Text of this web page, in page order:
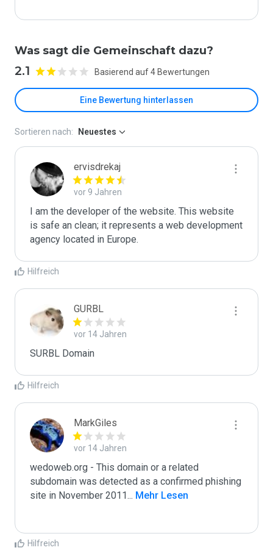
Was sagt die Gemeinschaft dazu?
2.1 Basierend auf 4 Bewertungen
Eine Bewertung hinterlassen
Sortieren nach: Neuestes
ervisdrekaj
vor 9 Jahren
I am the developer of the website. This website
is safe an clean; it represents a web development
agency located in Europe.
Hilfreich
GURBL
vor 14 Jahren
SURBL Domain
Hilfreich
MarkGiles
vor 14 Jahren
wedoweb.org - This domain or a related
subdomain was detected as a confirmed phishing
site in November 2011... Mehr Lesen
Hilfreich